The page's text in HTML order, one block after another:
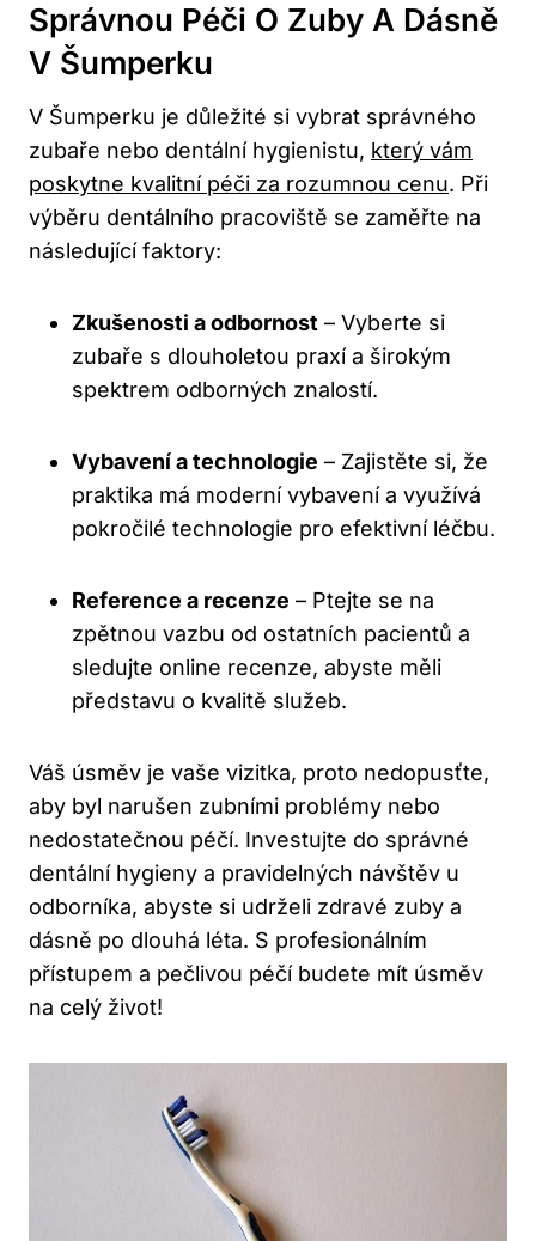
Správnou Péči O Zuby A Dásně
V Šumperku
V Šumperku je důležité si vybrat správného
zubaře nebo dentální hygienistu, který vám
poskytne kvalitní péči za rozumnou cenu. Při
výběru dentálního pracoviště se zaměřte na
následující faktory:
Zkušenosti a odbornost – Vyberte si
zubaře s dlouholetou praxí a širokým
spektrem odborných znalostí.
Vybavení a technologie – Zajistěte si, že
praktika má moderní vybavení a využívá
pokročilé technologie pro efektivní léčbu.
Reference a recenze – Ptejte se na
zpětnou vazbu od ostatních pacientů a
sledujte online recenze, abyste měli
představu o kvalitě služeb.
Váš úsměv je vaše vizitka, proto nedopusťte,
aby byl narušen zubními problémy nebo
nedostatečnou péčí. Investujte do správné
dentální hygieny a pravidelných návštěv u
odborníka, abyste si udrželi zdravé zuby a
dásně po dlouhá léta. S profesionálním
přístupem a pečlivou péčí budete mít úsměv
na celý život!